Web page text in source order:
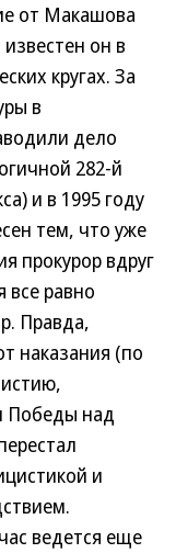
от Макашова
он в
кругах. За
в
дело
282-й
и в 1995 году
тем, что уже
прокурор вдруг
все равно
Правда,
наказания (по
Победы над
и
ведется еще